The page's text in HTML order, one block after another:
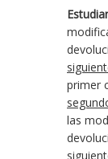
primer
las